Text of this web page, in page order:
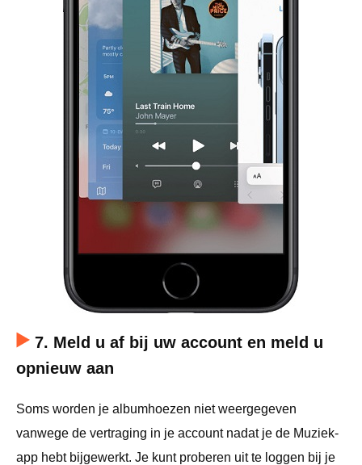
7. Meld u af bij uw account en meld u
opnieuw aan
Soms worden je albumhoezen niet weergegeven
vanwege de vertraging in je account nadat je de Muziek-
app hebt bijgewerkt. Je kunt proberen uit te loggen bij je